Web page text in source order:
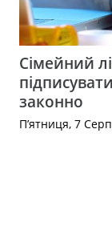
Сімейний
законно
П’ятниця, 7